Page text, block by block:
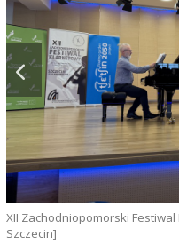
XII Zachodniopomorski
Szczecin]